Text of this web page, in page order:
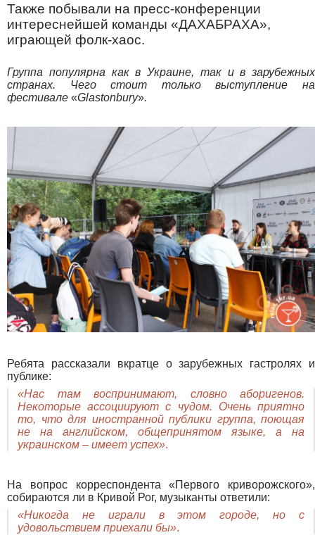
Также побывали на пресс-конференции
интереснейшей команды «ДАХАБРАХА»,
играющей фолк-хаос.
Группа популярна как в Украине, так и в зарубежных
странах. Чего стоит только выступление на
фестивале «Glastonbury».
Ребята рассказали вкратце о зарубежных гастролях и
публике:
«Нас там воспринимают, словно аборигенов.
Некоторые ассоциируют с чудом. Очень приятно
то, что для иностранной публики группа, поющая
не на английском, общепринятом языке, а на
украинском – имеет успех».
На вопрос корреспондента «Первого криворожского»,
собираются ли в Кривой Рог, музыканты ответили:
«Никогда не играли в этом городе, но с
удовольствием приехали бы».